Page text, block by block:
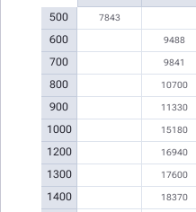
500
600
700
800
900
1000
1200
1300
1400
7843
9488
9841
10700
11330
15180
16940
17600
18370